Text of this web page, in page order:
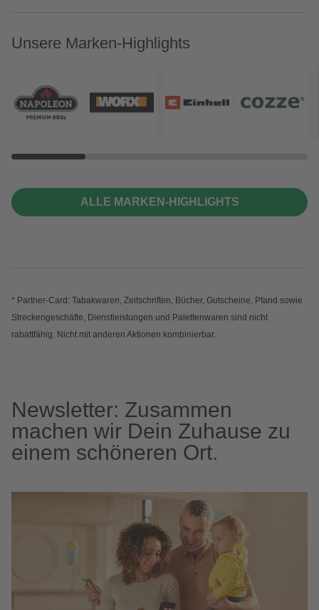
Unsere Marken-Highlights
ALLE MARKEN-HIGHLIGHTS
* Partner-Card: Tabakwaren, Zeitschriften, Bücher, Gutscheine, Pfand sowie
Streckengeschäfte, Dienstleistungen und Palettenwaren sind nicht
rabattfähig. Nicht mit anderen Aktionen kombinierbar.
Newsletter: Zusammen
machen wir Dein Zuhause zu
einem schöneren Ort.